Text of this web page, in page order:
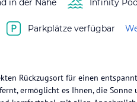
Parkplätze verfügbar
Rückzugsort für einen
ermöglicht es Ihnen, die